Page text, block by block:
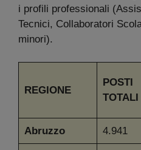
i profili professionali
Tecnici, Collaboratori
minori).
REGIONE
POSTI
Abruzzo 4.941